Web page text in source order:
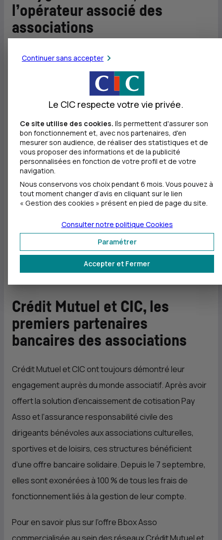
l’opérateur associé des
associations
En 2021, Bouygues Telecom a entamé une démarche
pérenne pour devenir le premier partenaire numérique
des associations en cosignant avec le Gouvernement
une charte d’engagements au profit du monde
associatif. A travers cette charte, l’opérateur s’est
notamment engagé à soutenir le développement du
bénévolat en France, à participer à sa transformation
numérique et à aider les associations à se structurer
et à grandir en valorisant leur impact. Proposer une
offre internet haut débit accessible dédiée au secteur
soutien. Plus de 3 000 associations ont déjà souscrit à
Bbox Asso depuis son lancement il y a deux ans.
Crédit Mutuel et CIC, les
premiers partenaires
bancaires des associations
Crédit Mutuel etCIC ont toujours démontré leur
engagement auprès du monde associatif. Après avoir
offert la solution d’encaissement de cotisation Pay
Asso et l’assurance responsabilité civile des
dirigeants bénévoles aux associations culturelles,
sportives et de loisirs, ces structures bénéficient
d’une offre bancaire solidaire. Depuis le 7 septembre,
elles sont exonérées à 100 % de tous les frais de
fonctionnement liés à la gestion de leur compte.
Pour en savoir plus sur l’offre Bbox Asso
Continuer sans accepter
Le CIC respecte votre vie privée.
Ce site utilise des cookies. Ils permettent d'assurer son
bon fonctionnement et, avec nos partenaires, d'en
mesurer son audience, de réaliser des statistiques et de
vous proposer des informations et de la publicité
personnalisées en fonction de votre profil et de votre
navigation.
Nous conservons vos choix pendant 6 mois. Vous pouvez à
tout moment changer d’avis en cliquant sur le lien
« Gestion des cookies » présent en pied de page du site.
Accepter et Fermer
Paramétrer
Consulter notre politique Cookies